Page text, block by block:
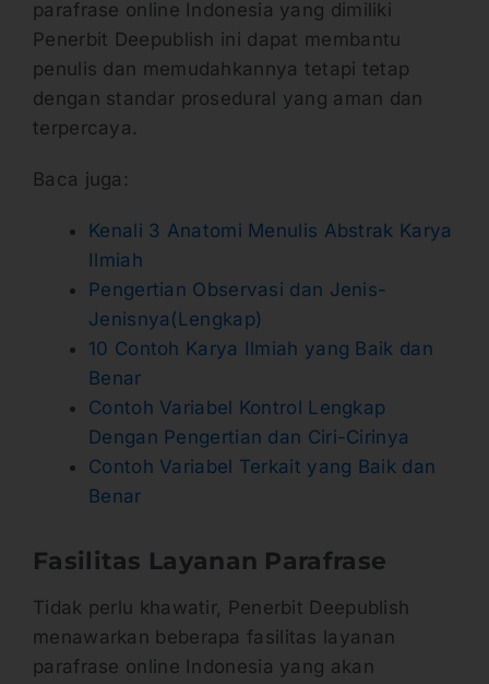
parafrase online Indonesia yang dimiliki
Penerbit Deepublish ini dapat membantu
penulis dan memudahkannya tetapi tetap
dengan standar prosedural yang aman dan
terpercaya.
Baca juga:
Kenali 3 Anatomi Menulis Abstrak Karya
Ilmiah
Pengertian Observasi dan Jenis-
Jenisnya(Lengkap)
10 Contoh Karya Ilmiah yang Baik dan
Benar
Contoh Variabel Kontrol Lengkap
Dengan Pengertian dan Ciri-Cirinya
Contoh Variabel Terkait yang Baik dan
Benar
Fasilitas Layanan Parafrase
Tidak perlu khawatir, Penerbit Deepublish
menawarkan beberapa fasilitas layanan
parafrase online Indonesia yang akan